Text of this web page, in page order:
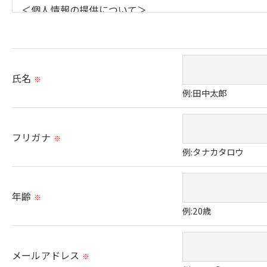
＜個人情報の提供について＞
取得した個人情報を第三者に提供することはいたしませ
＜個人情報の委託について＞
当社では、利用目的の達成に必要な範囲において、個
＜個人情報を与えなかった場合に生じる結果＞
氏名 ※
例:田中太郎
フリガナ ※
例:タナカタロウ
年齢 ※
例:20歳
メールアドレス ※